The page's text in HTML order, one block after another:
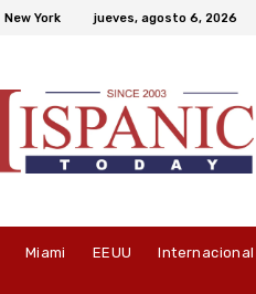
New York jueves, agosto 6, 2026
Miami EEUU Internacional